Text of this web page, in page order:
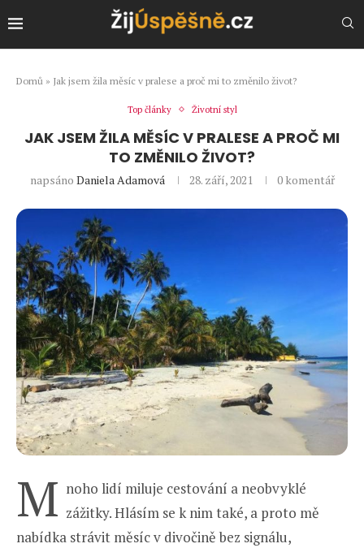
Domů » Jak jsem žila měsíc v pralese a proč mi to změnilo život?
Top články Životní styl
JAK JSEM ŽILA MĚSÍC V PRALESE A PROČ MI
TO ZMĚNILO ŽIVOT?
napsáno Daniela Adamová 28. září, 2021 0 komentář
M noho lidí miluje cestování a neobvyklé
zážitky. Hlásím se k nim také, a proto mě
nabídka strávit měsíc v divočině bez signálu,